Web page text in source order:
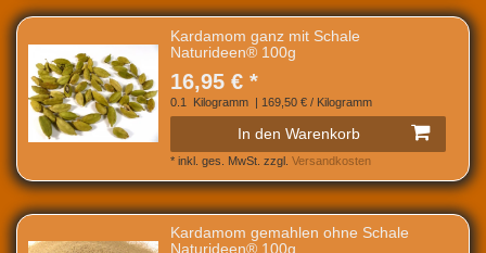
Kardamom ganz mit Schale
Naturideen® 100g
16,95 € *
0.1 Kilogramm | 169,50 € / Kilogramm
In den Warenkorb
* inkl. ges. MwSt. zzgl. Versandkosten
Kardamom gemahlen ohne Schale
Naturideen® 100g